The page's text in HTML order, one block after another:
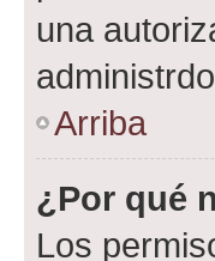
una
Arriba
¿Por qué
Los